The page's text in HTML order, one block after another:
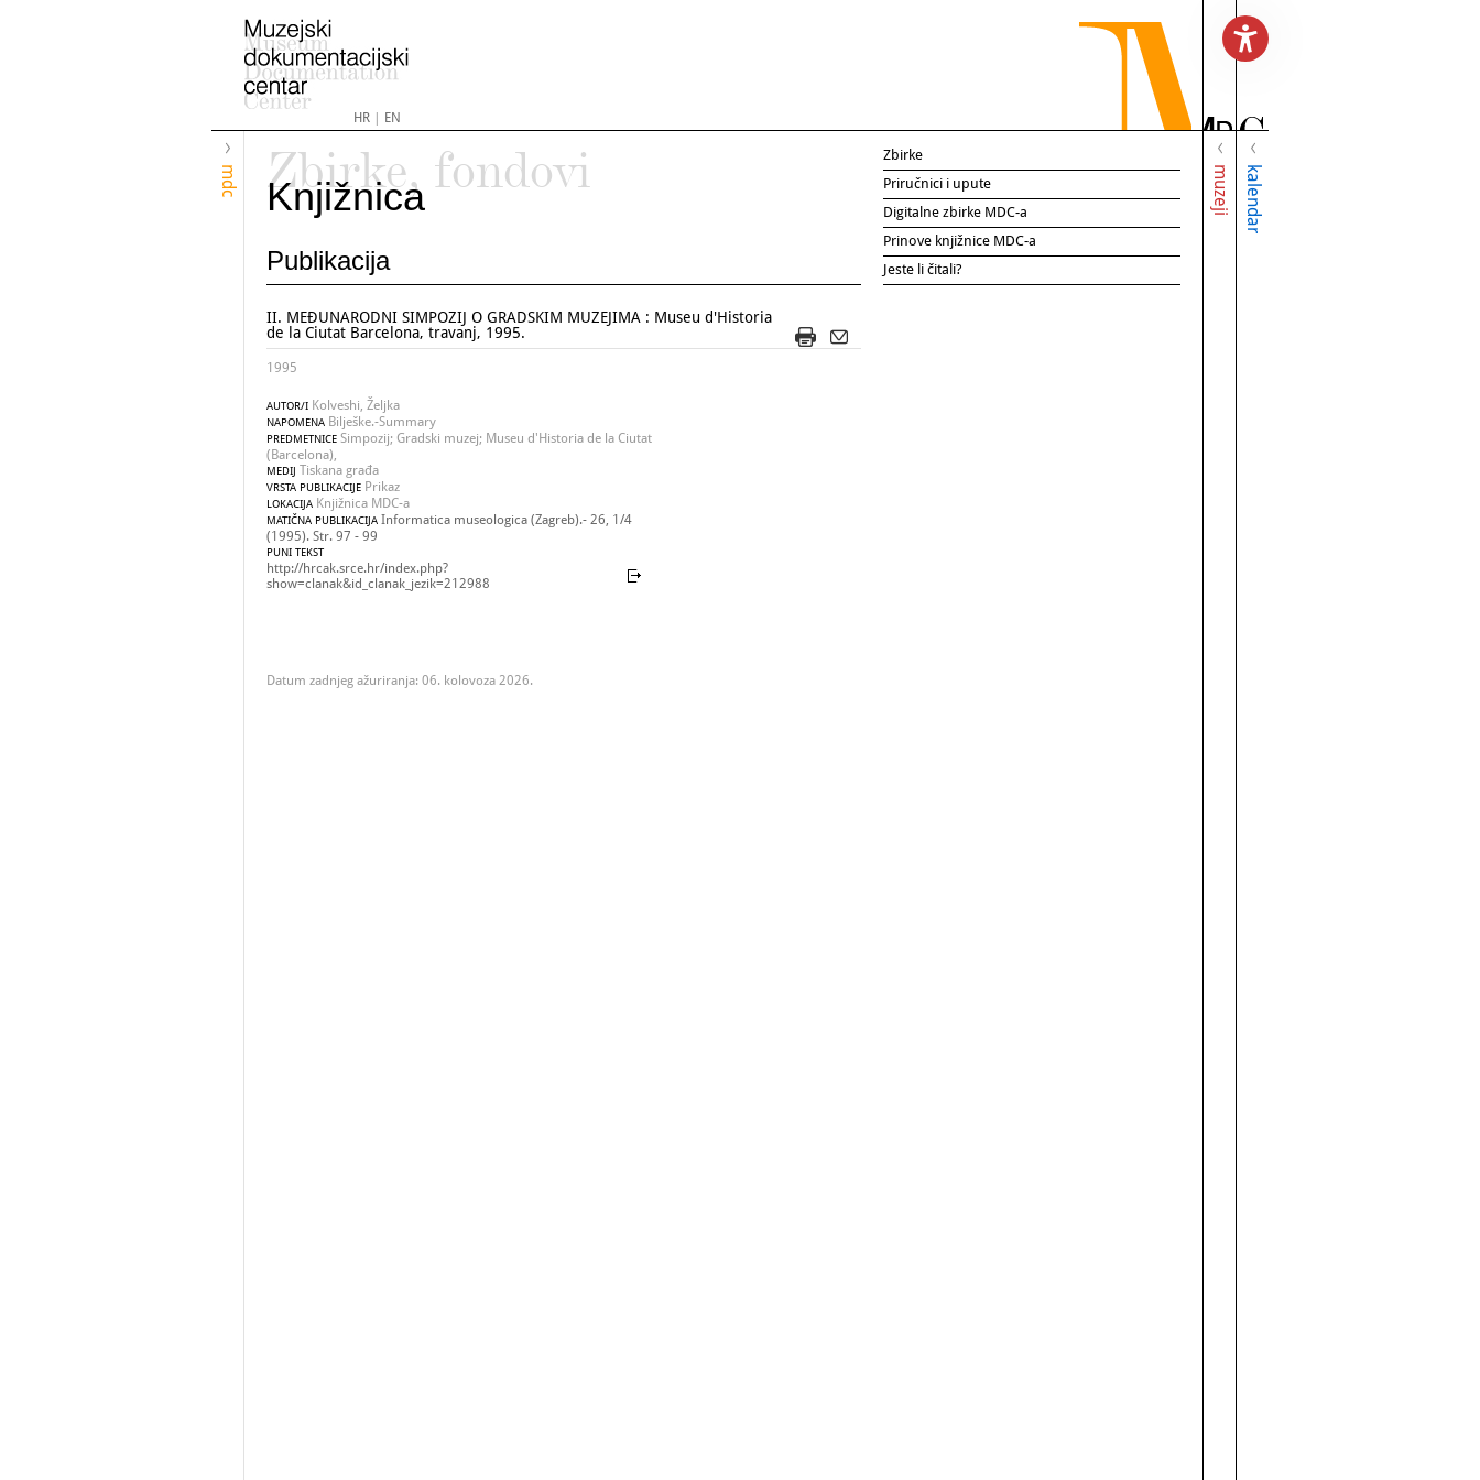
HR| EN
mdc muzeji kalendar
Zbirke, fondovi
Knjižnica
Publikacija
II. MEĐUNARODNI SIMPOZIJ O GRADSKIM MUZEJIMA : Museu d'Historia
de la Ciutat Barcelona, travanj, 1995.
1995
AUTOR/I Kolveshi, Željka
NAPOMENA Bilješke.-Summary
PREDMETNICE Simpozij; Gradski muzej; Museu d'Historia de la Ciutat
(Barcelona),
MEDIJ Tiskana građa
VRSTA PUBLIKACIJE Prikaz
LOKACIJA Knjižnica MDC-a
MATIČNA PUBLIKACIJA Informatica museologica (Zagreb).- 26, 1/4
(1995). Str. 97 - 99
PUNI TEKST
http://hrcak.srce.hr/index.php?
show=clanak&id_clanak_jezik=212988
Datum zadnjeg ažuriranja: 06. kolovoza 2026.
Zbirke
Priručnici i upute
Digitalne zbirke MDC-a
Prinove knjižnice MDC-a
Jeste li čitali?